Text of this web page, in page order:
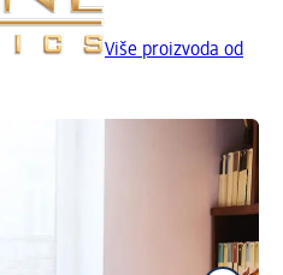
Više proizvoda od